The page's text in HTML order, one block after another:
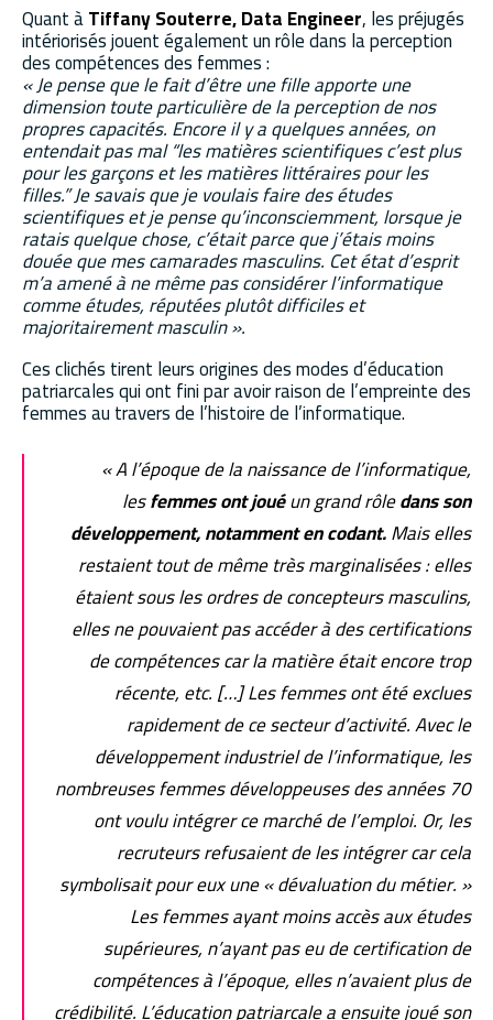
Quant àTiffany Souterre, Data Engineer, les préjugés
intériorisés jouent également un rôle dans la perception
des compétences des femmes :
« Je pense que le fait d’être une fille apporte une
dimension toute particulière de la perception de nos
propres capacités. Encore il y a quelques années, on
entendait pas mal “les matières scientifiques c’est plus
pour les garçons et les matières littéraires pour les
filles.” Je savais que je voulais faire des études
scientifiques et je pense qu’inconsciemment, lorsque je
ratais quelque chose, c’était parce que j’étais moins
douée que mes camarades masculins. Cet état d’esprit
m’a amené à ne même pas considérer l’informatique
comme études, réputées plutôt difficiles et
majoritairement masculin ».
Ces clichés tirent leurs origines des modes d’éducation
patriarcales qui ont fini par avoir raison de l’empreinte des
femmes au travers de l’histoire de l’informatique.
« A l’époque de la naissance de l’informatique,
lesfemmes ont jouéun grand rôledans son
développement, notamment en codant.Mais elles
restaient tout de même très marginalisées : elles
étaient sous les ordres de concepteurs masculins,
elles ne pouvaient pas accéder à des certifications
de compétences car la matière était encore trop
récente, etc. […] Les femmes ont été exclues
rapidement de ce secteur d’activité. Avec le
développement industriel de l’informatique, les
nombreuses femmes développeuses des années 70
ont voulu intégrer ce marché de l’emploi. Or, les
recruteurs refusaient de les intégrer car cela
symbolisait pour eux une « dévaluation du métier. »
Les femmes ayant moins accès aux études
supérieures, n’ayant pas eu de certification de
compétences à l’époque, elles n’avaient plus de
crédibilité. L’éducation patriarcale a ensuite joué son